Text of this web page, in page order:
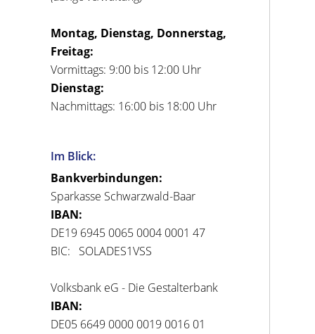
Montag, Dienstag, Donnerstag,
Freitag:
Vormittags: 9:00 bis 12:00 Uhr
Dienstag:
Nachmittags: 16:00 bis 18:00 Uhr
Im Blick:
Bankverbindungen:
Sparkasse Schwarzwald-Baar
IBAN:
DE19 6945 0065 0004 0001 47
BIC: SOLADES1VSS
Volksbank eG - Die Gestalterbank
IBAN:
DE05 6649 0000 0019 0016 01